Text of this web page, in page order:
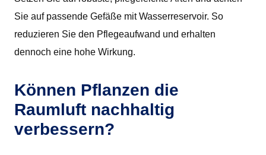
Sie auf passende Gefäße mit Wasserreservoir. So
reduzieren Sie den Pflegeaufwand und erhalten
dennoch eine hohe Wirkung.
Können Pflanzen die
Raumluft nachhaltig
verbessern?